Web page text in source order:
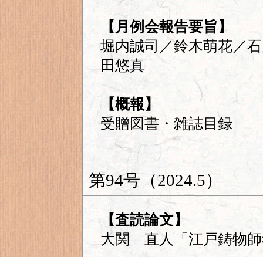
【月例会報告要旨】
堀内誠司／鈴木萌花／
田悠真
【概報】
受贈図書・雑誌目録
第94号（2024.5）
【査読論文】
大関 直人「江戸鋳物師